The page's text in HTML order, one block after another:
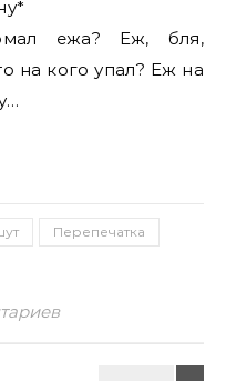
ежа? Еж, бля,
на кого упал? Еж на
Перепечатка